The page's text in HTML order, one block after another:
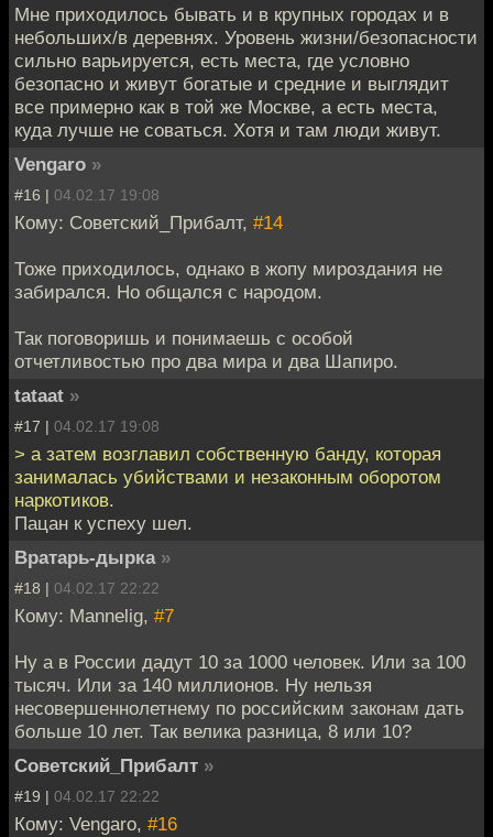
Мне приходилось бывать и в крупных городах и в
небольших/в деревнях. Уровень жизни/безопасности
сильно варьируется, есть места, где условно
безопасно и живут богатые и средние и выглядит
все примерно как в той же Москве, а есть места,
куда лучше не соваться. Хотя и там люди живут.
Vengaro »
#16 | 04.02.17 19:08
Кому: Советский_Прибалт, #14
Тоже приходилось, однако в жопу мироздания не
забирался. Но общался с народом.
Так поговоришь и понимаешь с особой
отчетливостью про два мира и два Шапиро.
tataat »
#17 | 04.02.17 19:08
> а затем возглавил собственную банду, которая
занималась убийствами и незаконным оборотом
наркотиков.
Пацан к успеху шел.
Вратарь-дырка »
#18 | 04.02.17 22:22
Кому: Mannelig, #7
Ну а в России дадут 10 за 1000 человек. Или за 100
тысяч. Или за 140 миллионов. Ну нельзя
несовершеннолетнему по российским законам дать
больше 10 лет. Так велика разница, 8 или 10?
Советский_Прибалт »
#19 | 04.02.17 22:22
Кому: Vengaro, #16